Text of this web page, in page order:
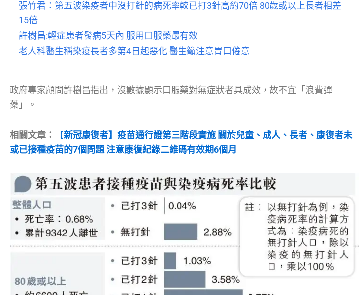
張竹君：第五波染疫者中沒打針的病死率較已打3針高約70倍 80歲或以上長者相差
15倍
許樹昌:輕症患者發病5天內 服用口服藥最有效
老人科醫生稱染疫長者多第4日起惡化 醫生籲注意胃口倦意
政府專家顧問許樹昌指出，沒數據顯示口服藥對無症狀者具成效，故不宜「浪費彈
藥」。
相關文章： 【新冠康復者】疫苗通行證第三階段實施 關於兒童、成人、長者、康復者未
或已接種疫苗的7個問題 注意康復紀錄二維碼有效期6個月